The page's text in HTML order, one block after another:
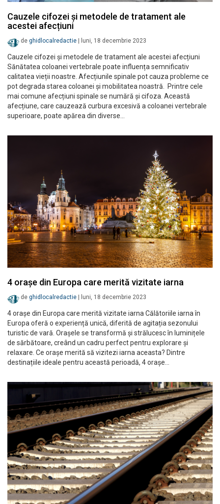
Cauzele cifozei și metodele de tratament ale
acestei afecțiuni
de ghidlocalredactie luni, 18 decembrie 2023
Cauzele cifozei și metodele de tratament ale acestei afecțiuni
Sănătatea coloanei vertebrale poate influența semnificativ
calitatea vieții noastre. Afecțiunile spinale pot cauza probleme ce
pot degrada starea coloanei și mobilitatea noastră. Printre cele
mai comune afecțiuni spinale se numără și cifoza. Această
afecțiune, care cauzează curbura excesivă a coloanei vertebrale
superioare, poate apărea din diverse…
4 orașe din Europa care merită vizitate iarna
de ghidlocalredactie luni, 18 decembrie 2023
4 orașe din Europa care merită vizitate iarna Călătoriile iarna în
Europa oferă o experiență unică, diferită de agitația sezonului
turistic de vară. Orașele se transformă și strălucesc în luminițele
de sărbătoare, creând un cadru perfect pentru explorare și
relaxare. Ce orașe merită să vizitezi iarna aceasta? Dintre
destinațiile ideale pentru această perioadă, 4 orașe…